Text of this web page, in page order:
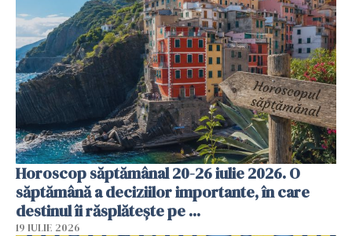
Horoscop săptămânal 20-26 iulie 2026. O
săptămână a deciziilor importante, în care
destinul îi răsplătește pe ...
19 IULIE 2026